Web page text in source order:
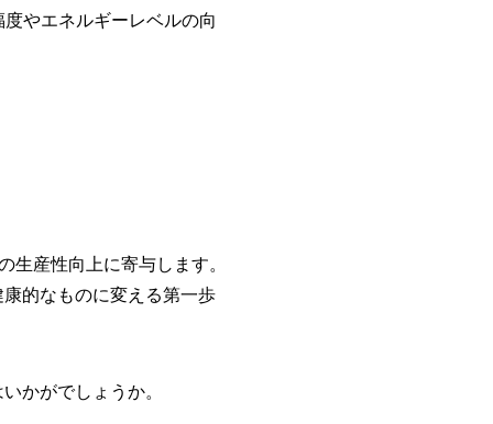
やエネルギーレベルの向
産性向上に寄与します。
的なものに変える第一歩
かがでしょうか。